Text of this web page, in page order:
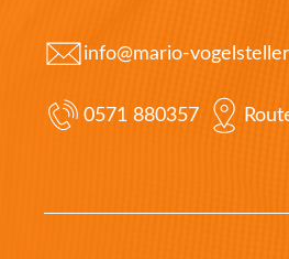
info@mario-
0571 880357